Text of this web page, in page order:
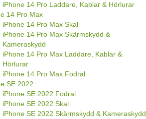
iPhone 14 Pro Laddare, Kablar & Hörlurar
14 Pro Max
iPhone 14 Pro Max Skal
iPhone 14 Pro Max Skärmskydd &
Kameraskydd
iPhone 14 Pro Max Laddare, Kablar &
Hörlurar
iPhone 14 Pro Max Fodral
SE 2022
iPhone SE 2022 Fodral
iPhone SE 2022 Skal
iPhone SE 2022 Skärmskydd & Kameraskydd